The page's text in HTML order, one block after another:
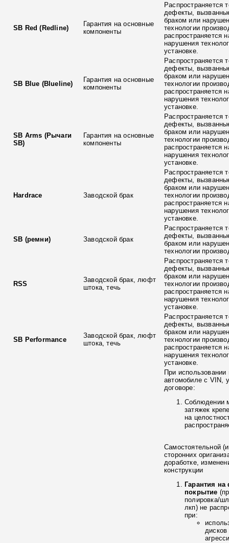
SB Red (Redline)
Гарантия на основные
компоненты
Распространяется
дефекты,
браком или
технологии
распространяется
нарушения
установке.
SB Blue (Blueline)
Гарантия на основные
компоненты
Распространяется
дефекты,
браком или
технологии
распространяется
нарушения
установке.
SB Arms (Рычаги
SB)
Гарантия на основные
компоненты
Распространяется
дефекты,
браком или
технологии
распространяется
нарушения
установке.
Hardrace Заводской брак
Распространяется
дефекты,
браком или
технологии
распространяется
нарушения
установке.
SB (ремни) Заводской брак
Распространяется
дефекты,
браком или
технологии
RSS
Заводской брак, люфт
штока, течь
Распространяется
дефекты,
браком или
технологии
распространяется
нарушения
установке.
SB Performance
Заводской брак, люфт
штока, течь
Распространяется
дефекты,
браком или
технологии
распространяется
нарушения
установке.
При использовании
автомобиле с VIN,
договоре:
Соблюдении
затяжек
на
Самостоятельной
сторонних
доработке,
конструкции
Гарантия
покрытие
полировка/
лкп) не
при: